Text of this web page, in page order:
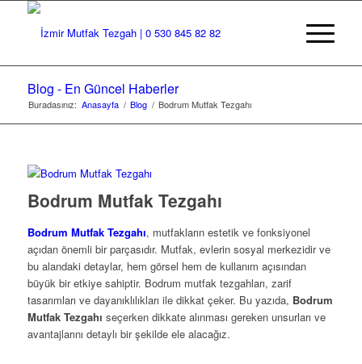
Blog - En Güncel Haberler
Buradasınız: Anasayfa / Blog / Bodrum Mutfak Tezgahı
Bodrum Mutfak Tezgahı
Bodrum Mutfak Tezgahı, mutfakların estetik ve fonksiyonel
açıdan önemli bir parçasıdır. Mutfak, evlerin sosyal merkezidir ve
bu alandaki detaylar, hem görsel hem de kullanım açısından
büyük bir etkiye sahiptir. Bodrum mutfak tezgahları, zarif
tasarımları ve dayanıklılıkları ile dikkat çeker. Bu yazıda, Bodrum
Mutfak Tezgahı seçerken dikkate alınması gereken unsurları ve
avantajlarını detaylı bir şekilde ele alacağız.